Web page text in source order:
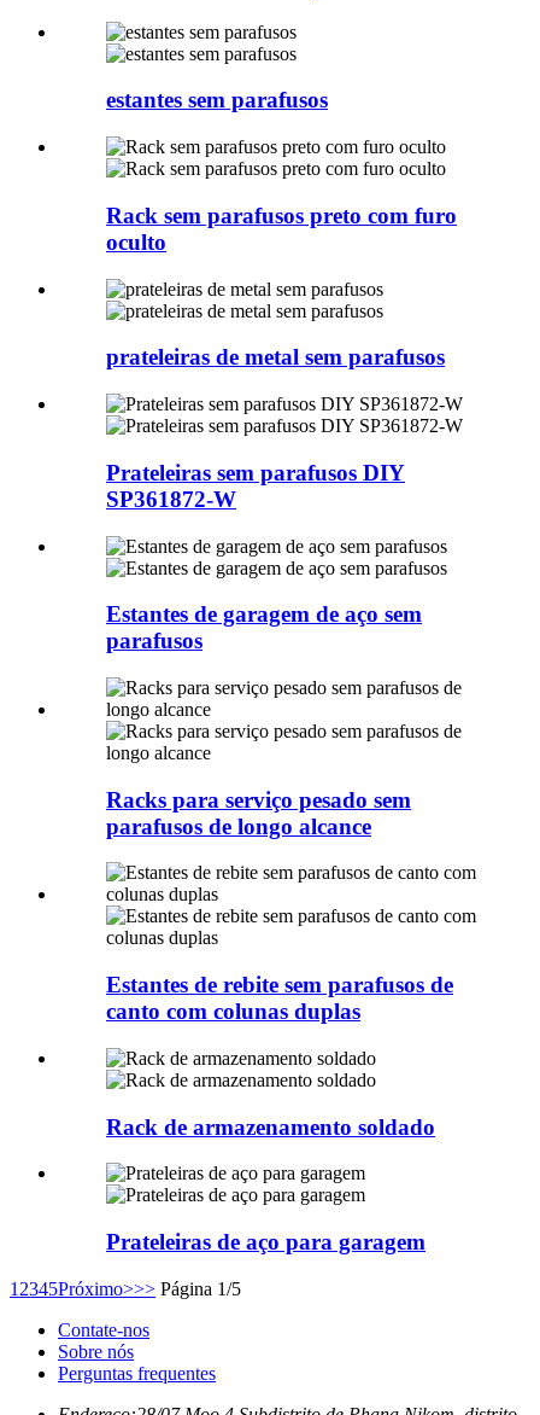
estantes sem parafusos
Rack sem parafusos preto com furo
oculto
prateleiras de metal sem parafusos
Prateleiras sem parafusos DIY
SP361872-W
Estantes de garagem de aço sem
parafusos
Racks para serviço pesado sem
parafusos de longo alcance
Estantes de rebite sem parafusos de
canto com colunas duplas
Rack de armazenamento soldado
Prateleiras de aço para garagem
1 2345Próximo>>> Página 1/5
Contate-nos
Sobre nós
Perguntas frequentes